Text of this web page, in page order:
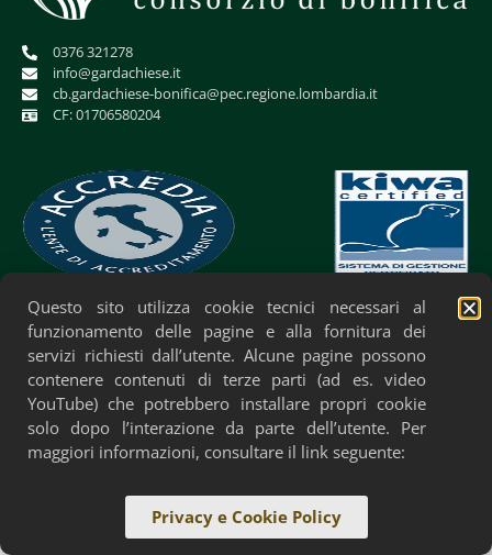
0376 321278
info@gardachiese.it
cb.gardachiese-bonifica@pec.regione.lombardia.it
CF: 01706580204
Privacy Policy Cookie Policy Accessibilità
Questo sito utilizza cookie tecnici necessari al
funzionamento delle pagine e alla fornitura dei
servizi richiesti dall’utente. Alcune pagine possono
contenere contenuti di terze parti (ad es. video
YouTube) che potrebbero installare propri cookie
solo dopo l’interazione da parte dell’utente. Per
maggiori informazioni, consultare il link seguente:
Privacy e Cookie Policy